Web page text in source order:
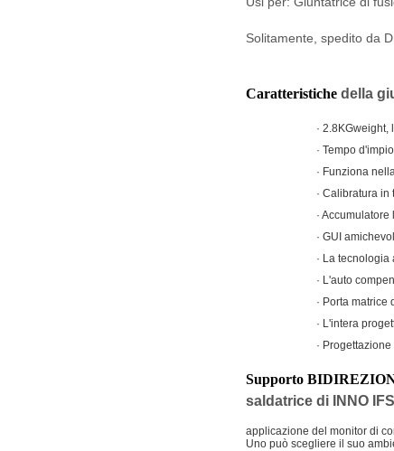
Solitamente, spedito da
Caratteristiche della
· 2.8KGweight,
· Tempo
· Funziona
· Calibratura in
· Accumulatore
· GUI
· La tecnologia
· L'auto
· Porta matrice
· L'intera
·
Supporto
saldatrice di INNO
applicazione del monitor di
Uno può scegliere il suo